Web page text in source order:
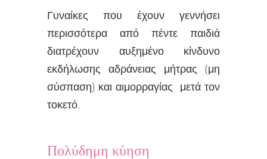
Γυναίκες που έχουν γεννήσει
περισσότερα από πέντε παιδιά
διατρέχουν αυξημένο κίνδυνο
εκδήλωσης αδράνειας μήτρας (μη
σύσπαση) και αιμορραγίας μετά τον
τοκετό.
Πολύδημη κύηση